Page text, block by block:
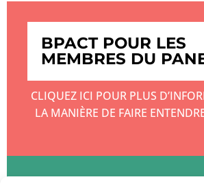
BPACT POUR LES
MEMBRES DU
CLIQUEZ ICI POUR PLUS
LA MANIÈRE DE FAIRE